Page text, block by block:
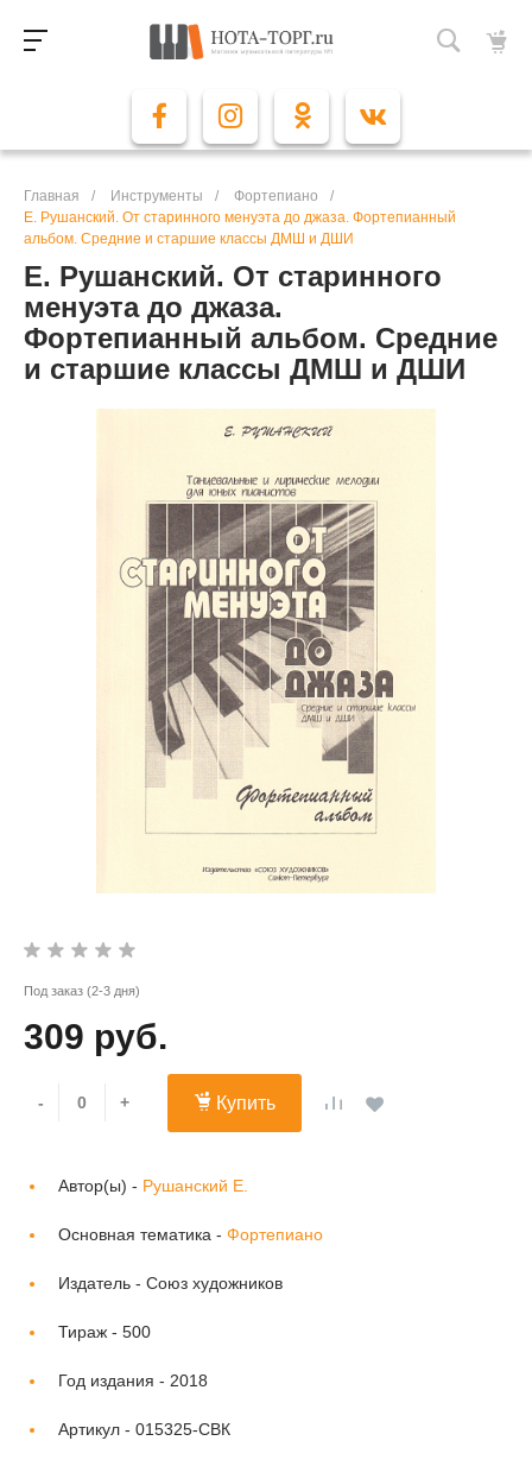
Главная / Инструменты / Фортепиано
/
Е. Рушанский. От старинного менуэта до джаза. Фортепианный
альбом. Средние и старшие классы ДМШ и ДШИ
Е. Рушанский. От старинного
менуэта до джаза.
Фортепианный альбом. Средние
и старшие классы ДМШ и ДШИ
Под заказ (2-3 дня)
309 руб.
- + Купить
Автор(ы) - Рушанский Е.
Основная тематика - Фортепиано
Издатель - Союз художников
Тираж - 500
Год издания - 2018
Артикул - 015325-СВК